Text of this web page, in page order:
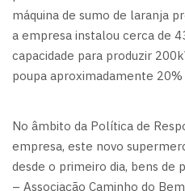
máquina de sumo de laranja
a empresa instalou cerca de
capacidade para produzir
poupa aproximadamente
No âmbito da Política de
empresa, este novo
desde o primeiro dia, bens de
– Associação Caminho do